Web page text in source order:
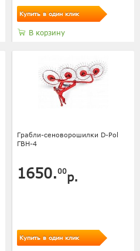
Купить в один клик
В корзину
Грабли-сеноворошилки D-Pol
ГВН-4
1650.00р.
Купить в один клик